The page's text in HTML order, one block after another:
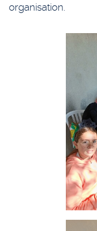
organisation.